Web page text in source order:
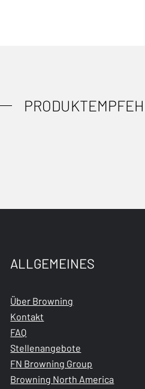
ALLGEMEINES
Über Browning
Kontakt
FAQ
Stellenangebote
FN Browning Group
Browning North America